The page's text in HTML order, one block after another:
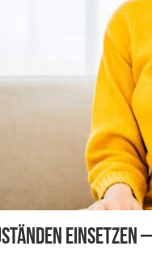
einsetzen